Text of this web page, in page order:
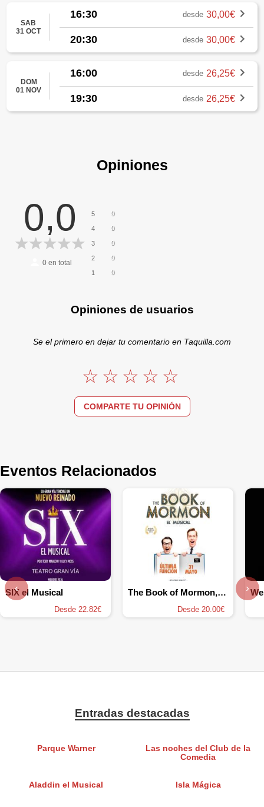
SAB
31 OCT
16:30 desde 30,00€
20:30 desde 30,00€
DOM
01 NOV
16:00 desde 26,25€
19:30 desde 26,25€
Opiniones
0,0
0en total
5 0
4 0
3 0
2 0
1 0
Opiniones de usuarios
Se el primero en dejar tu comentario en Taquilla.com
COMPARTE TU OPINIÓN
Eventos Relacionados
SIX el Musical
Desde 22.82€
The Book of Mormon, el musical
Desde 20.00€
‹ ›
Entradas destacadas
Parque Warner
Las noches del Club de la
Comedia
Aladdin el Musical Isla Mágica